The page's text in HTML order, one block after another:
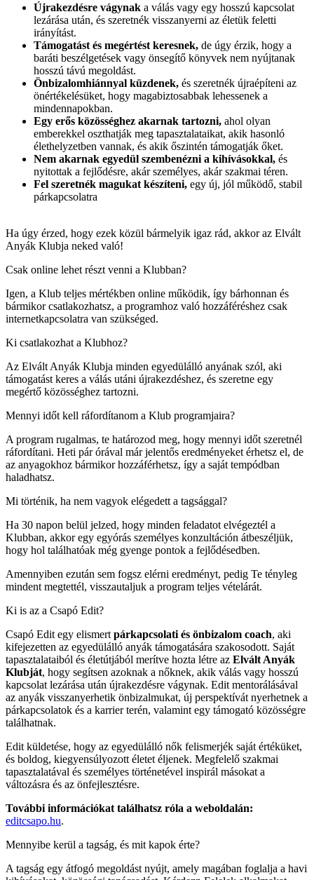
Újrakezdésre vágynak a válás vagy egy hosszú kapcsolat
lezárása után, és szeretnék visszanyerni az életük feletti
irányítást.
Támogatást és megértést keresnek, de úgy érzik, hogy a
baráti beszélgetések vagy önsegítő könyvek nem nyújtanak
hosszú távú megoldást.
Önbizalomhiánnyal küzdenek, és szeretnék újraépíteni az
önértékelésüket, hogy magabiztosabbak lehessenek a
mindennapokban.
Egy erős közösséghez akarnak tartozni, ahol olyan
emberekkel oszthatják meg tapasztalataikat, akik hasonló
élethelyzetben vannak, és akik őszintén támogatják őket.
Nem akarnak egyedül szembenézni a kihívásokkal, és
nyitottak a fejlődésre, akár személyes, akár szakmai téren.
Fel szeretnék magukat készíteni, egy új, jól működő, stabil
párkapcsolatra
Ha úgy érzed, hogy ezek közül bármelyik igaz rád, akkor az Elvált
Anyák Klubja neked való!
Csak online lehet részt venni a Klubban?
Igen, a Klub teljes mértékben online működik, így bárhonnan és
bármikor csatlakozhatsz, a programhoz való hozzáféréshez csak
internetkapcsolatra van szükséged.
Ki csatlakozhat a Klubhoz?
Az Elvált Anyák Klubja minden egyedülálló anyának szól, aki
támogatást keres a válás utáni újrakezdéshez, és szeretne egy
megértő közösséghez tartozni.
Mennyi időt kell ráfordítanom a Klub programjaira?
A program rugalmas, te határozod meg, hogy mennyi időt szeretnél
ráfordítani. Heti pár órával már jelentős eredményeket érhetsz el, de
az anyagokhoz bármikor hozzáférhetsz, így a saját tempódban
haladhatsz.
Mi történik, ha nem vagyok elégedett a tagsággal?
Ha 30 napon belül jelzed, hogy minden feladatot elvégeztél a
Klubban, akkor egy egyórás személyes konzultáción átbeszéljük,
hogy hol találhatóak még gyenge pontok a fejlődésedben.
Amennyiben ezután sem fogsz elérni eredményt, pedig Te tényleg
mindent megtettél, visszautaljuk a program teljes vételárát.
Ki is az a Csapó Edit?
Csapó Edit egy elismert párkapcsolati és önbizalom coach, aki
kifejezetten az egyedülálló anyák támogatására szakosodott. Saját
tapasztalataiból és életútjából merítve hozta létre az Elvált Anyák
Klubját, hogy segítsen azoknak a nőknek, akik válás vagy hosszú
kapcsolat lezárása után újrakezdésre vágynak. Edit mentorálásával
az anyák visszanyerhetik önbizalmukat, új perspektívát nyerhetnek a
párkapcsolatok és a karrier terén, valamint egy támogató közösségre
találhatnak.
Edit küldetése, hogy az egyedülálló nők felismerjék saját értéküket,
és boldog, kiegyensúlyozott életet éljenek. Megfelelő szakmai
tapasztalatával és személyes történetével inspirál másokat a
változásra és az önfejlesztésre.
További információkat találhatsz róla a weboldalán:
editcsapo.hu.
Mennyibe kerül a tagság, és mit kapok érte?
A tagság egy átfogó megoldást nyújt, amely magában foglalja a havi